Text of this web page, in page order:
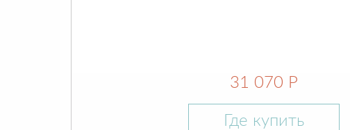
31 070 Р
Где купить